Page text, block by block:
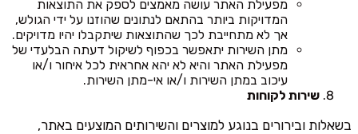
מפעילת האתר עושה מאמצים לספק את התוצאות
המדויקות ביותר בהתאם לנתונים שהוזנו על ידי הגולש,
אך לא מתחייבת לכך שהתוצאות שיתקבלו יהיו מדויקים.
מתן השירות יתאפשר בכפוף לשיקול דעתה הבלעדי של
מפעילת האתר והיא לא יהא אחראית לכל איחור ו/או
עיכוב במתן השירות ו/או אי-מתן השירות.
שירות לקוחות
בשאלות ובירורים בנוגע למוצרים והשירותים המוצעים באתר,